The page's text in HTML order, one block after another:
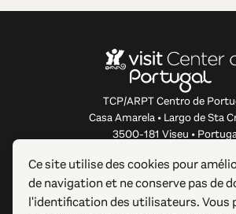
TCP/ARPT Centro de
Casa Amarela • Largo de Sta
3500-181 Viseu •
À PROPOS DE CE SITE WEB
Ce site utilise des cookies pour
de navigation et ne conserve pas de
l'identification des utilisateurs. Vous